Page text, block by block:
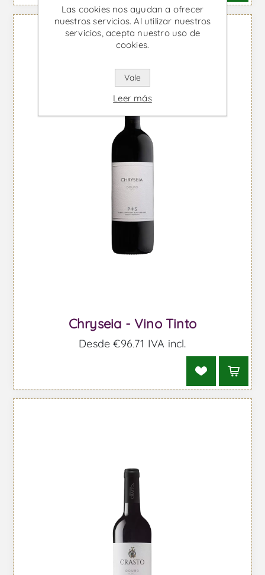
Chryseia - Vino Tinto
Desde €96,71 IVA incl.
Las cookies nos ayudan a ofrecer
nuestros servicios. Al utilizar nuestros
servicios, acepta nuestro uso de
cookies.
Vale
Leer más